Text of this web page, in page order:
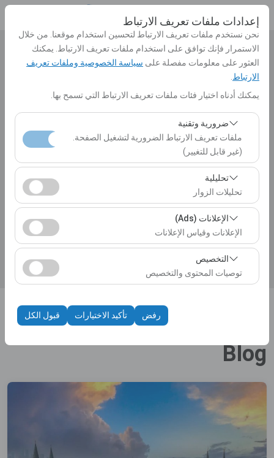
إعدادات ملفات تعريف الارتباط
نحن نستخدم ملفات تعريف الارتباط لتحسين استخدام موقعنا. من خلال
الاستمرار فإنك توافق على استخدام ملفات تعريف الارتباط. يمكنك
العثور على معلومات مفصلة على سياسة الخصوصية وملفات تعريف
الارتباط
يمكنك أدناه اختيار فئات ملفات تعريف الارتباط التي تسمح بها.
ضرورية وتقنية
ملفات تعريف الارتباط الضرورية لتشغيل الصفحة.
(غير قابل للتغيير)
تعد ملفات تعريف الارتباط هذه ضرورية لعمل الموقع بشكل
صحيح، والأمان، وإدارة الجلسات، والوظائف الأساسية. لا يمكن
تعطيلها.
تحليلية
تحليلات الزوار
تتيح لنا ملفات تعريف الارتباط هذه تحليل كيفية استخدام موقعنا
(عدد الزوار، الصفحات الأكثر زيارة، سلوك المستخدمين).
تُستخدم هذه البيانات لقياس أداء الموقع وتحسين تجربة
المستخدم بشكل مستمر.
الإعلانات (Ads)
الإعلانات وقياس الإعلانات
تتيح لنا ملفات تعريف الارتباط هذه عرض إعلانات مخصصة
تتناسب مع اهتماماتك وقياس فعالية حملاتنا الإعلانية (عدد مرات
الظهور، معدل النقر).
التخصيص
توصيات المحتوى والتخصيص
تجربتك على المنصة من خلال حفظ إعدادات واجهة المستخدم،
وتفضيلات اللغة، والإعدادات الأخرى.
رفض تأكيد الاختيارات قبول الكل
بيك اب الموقع
الرجاء الاختيار
تحديد موقع مختلف الانزال
تاريخ الالتقاط والوقت
10:00
تاريخ العودة والوقت
Blog